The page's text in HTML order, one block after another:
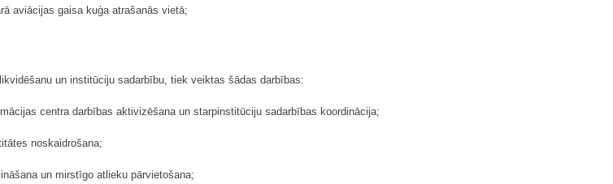
aviācijas gaisa kuģa atrašanās vietā;
un institūciju sadarbību, tiek veiktas šādas darbības:
centra darbības aktivizēšana un starpinstitūciju sadarbības koordinācija;
noskaidrošana;
un mirstīgo atlieku pārvietošana;